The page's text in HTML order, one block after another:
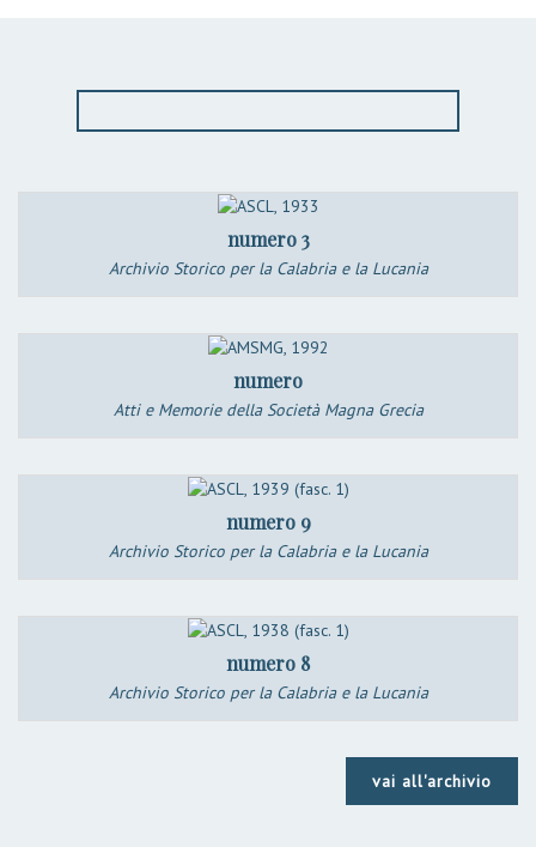
numero 3
Archivio Storico per la Calabria e la Lucania
numero
Atti e Memorie della Società Magna Grecia
numero 9
Archivio Storico per la Calabria e la Lucania
numero 8
Archivio Storico per la Calabria e la Lucania
vai all'archivio